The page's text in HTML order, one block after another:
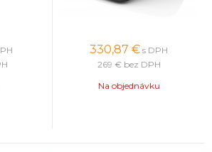
330,87 € s DPH
269 € bez DPH
Na objednávku